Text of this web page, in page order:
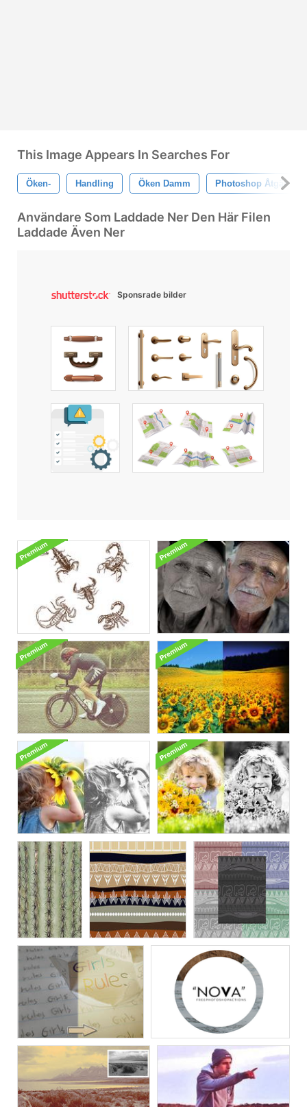
This Image Appears In Searches For
Öken- Handling Öken Damm Photoshop Åtgärd
Användare Som Laddade Ner Den Här Filen
Laddade Även Ner
Sponsrade bilder